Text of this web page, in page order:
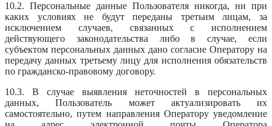
10.2. Персональные данные Пользователя никогда, ни при
каких условиях не будут переданы третьим лицам, за
исключением случаев, связанных с исполнением
действующего законодательства либо в случае, если
субъектом персональных данных дано согласие Оператору на
передачу данных третьему лицу для исполнения обязательств
по гражданско-правовому договору.
10.3. В случае выявления неточностей в персональных
данных, Пользователь может актуализировать их
самостоятельно, путем направления Оператору уведомление